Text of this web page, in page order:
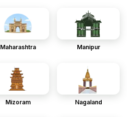
Maharashtra Manipur
Mizoram Nagaland